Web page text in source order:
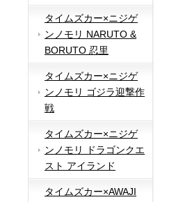
タイムズカー×ニジゲ
ンノモリ NARUTO &
BORUTO 忍里
タイムズカー×ニジゲ
ンノモリ ゴジラ迎撃作
戦
タイムズカー×ニジゲ
ンノモリ ドラゴンクエ
スト アイランド
タイムズカー×AWAJI